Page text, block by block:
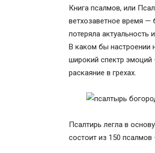
Книга псалмов, или
ветхозаветное время —
потеряла актуальность
В каком бы настроении
широкий спектр эмоций
раскаяние в грехах.
Псалтирь легла в
состоит из 150